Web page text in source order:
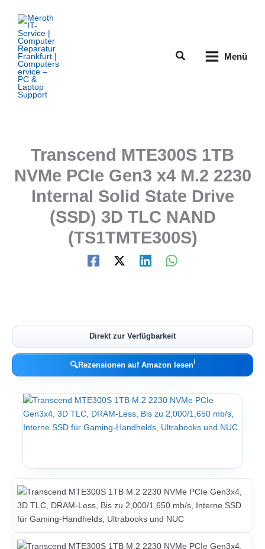
Inhalt
springen
Suchen Menü
Transcend MTE300S 1TB
NVMe PCIe Gen3 x4 M.2 2230
Internal Solid State Drive
(SSD) 3D TLC NAND
(TS1TMTE300S)
Direkt zur Verfügbarkeit
🔍Rezensionen auf Amazon lesenℹ︎